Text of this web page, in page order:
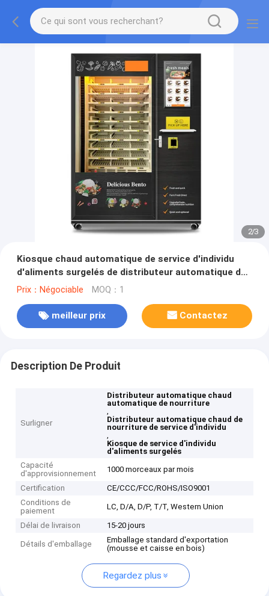
2/3
Kiosque chaud automatique de service d'individu
d'aliments surgelés de distributeur automatique de
nourriture
Prix：Négociable MOQ：1
meilleur prix Contactez
Description De Produit
Surligner
Distributeur automatique chaud
automatique de nourriture
,
Distributeur automatique chaud de
nourriture de service d'individu
,
Kiosque de service d'individu
d'aliments surgelés
Capacité
d'approvisionnement
1000 morceaux par mois
Certification
CE/CCC/FCC/ROHS/ISO9001
Conditions de
paiement
LC, D/A, D/P, T/T, Western Union
Délai de livraison 15-20 jours
Détails d'emballage
Emballage standard d'exportation
(mousse et caisse en bois)
Regardez plus